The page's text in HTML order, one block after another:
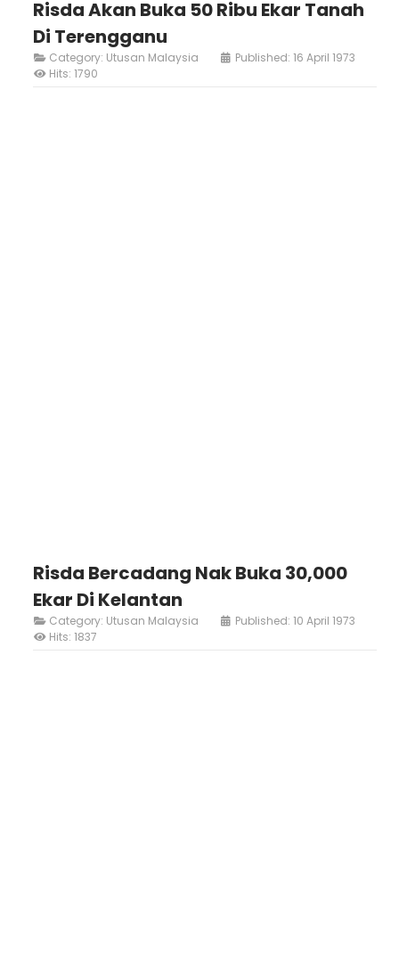
Risda Akan Buka 50 Ribu Ekar Tanah
Di Terengganu
Category: Utusan Malaysia
Published: 16 April 1973
Hits: 1790
Risda Bercadang Nak Buka 30,000
Ekar Di Kelantan
Category: Utusan Malaysia
Published: 10 April 1973
Hits: 1837